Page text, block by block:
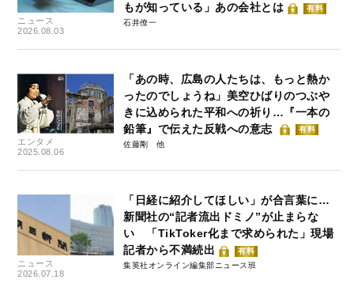
ニュース
2026.08.03
もが知っている」あの会社とは
有料
石井僚一
エンタメ
2025.08.06
「あの時、広島の人たちは、もっと熱か
ったのでしょうね」美空ひばりのつぶや
きに込められた平和への祈り…『一本の
鉛筆』で伝えた反戦への意志
有料
佐藤剛
ニュース
2026.07.18
「日経に紹介してほしい」が合言葉に…
新聞社の“記者流出ドミノ”が止まらな
い 「TikToker化まで求められた」現場
記者から不満続出
有料
集英社オンライン編集部ニュース班